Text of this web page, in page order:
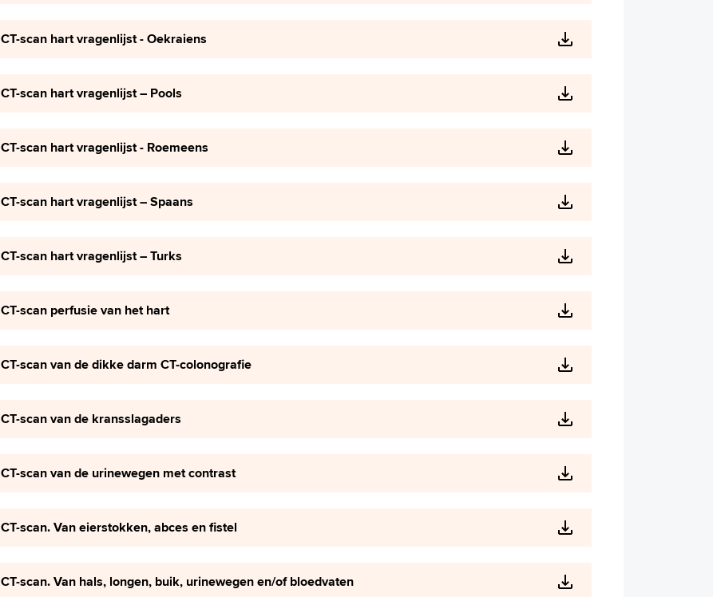
CT-scan hart vragenlijst - Oekraiens
CT-scan hart vragenlijst – Pools
CT-scan hart vragenlijst - Roemeens
CT-scan hart vragenlijst – Spaans
CT-scan hart vragenlijst – Turks
CT-scan perfusie van het hart
CT-scan van de dikke darm CT-colonografie
CT-scan van de kransslagaders
CT-scan van de urinewegen met contrast
CT-scan. Van eierstokken, abces en fistel
CT-scan. Van hals, longen, buik, urinewegen en/of bloedvaten